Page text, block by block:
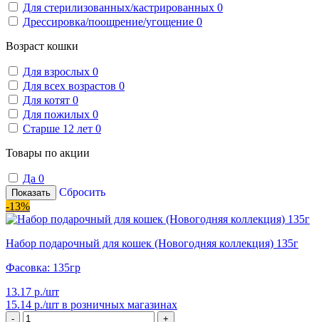
Для стерилизованных/кастрированных 0
Дрессировка/поощрение/угощение 0
Возраст кошки
Для взрослых 0
Для всех возрастов 0
Для котят 0
Для пожилых 0
Старше 12 лет 0
Товары по акции
Да 0
Показать
Сбросить
-13%
Набор подарочный для кошек (Новогодняя коллекция) 135г
Фасовка: 135гр
13.17 р./шт
15.14 р./шт в розничных магазинах
- +